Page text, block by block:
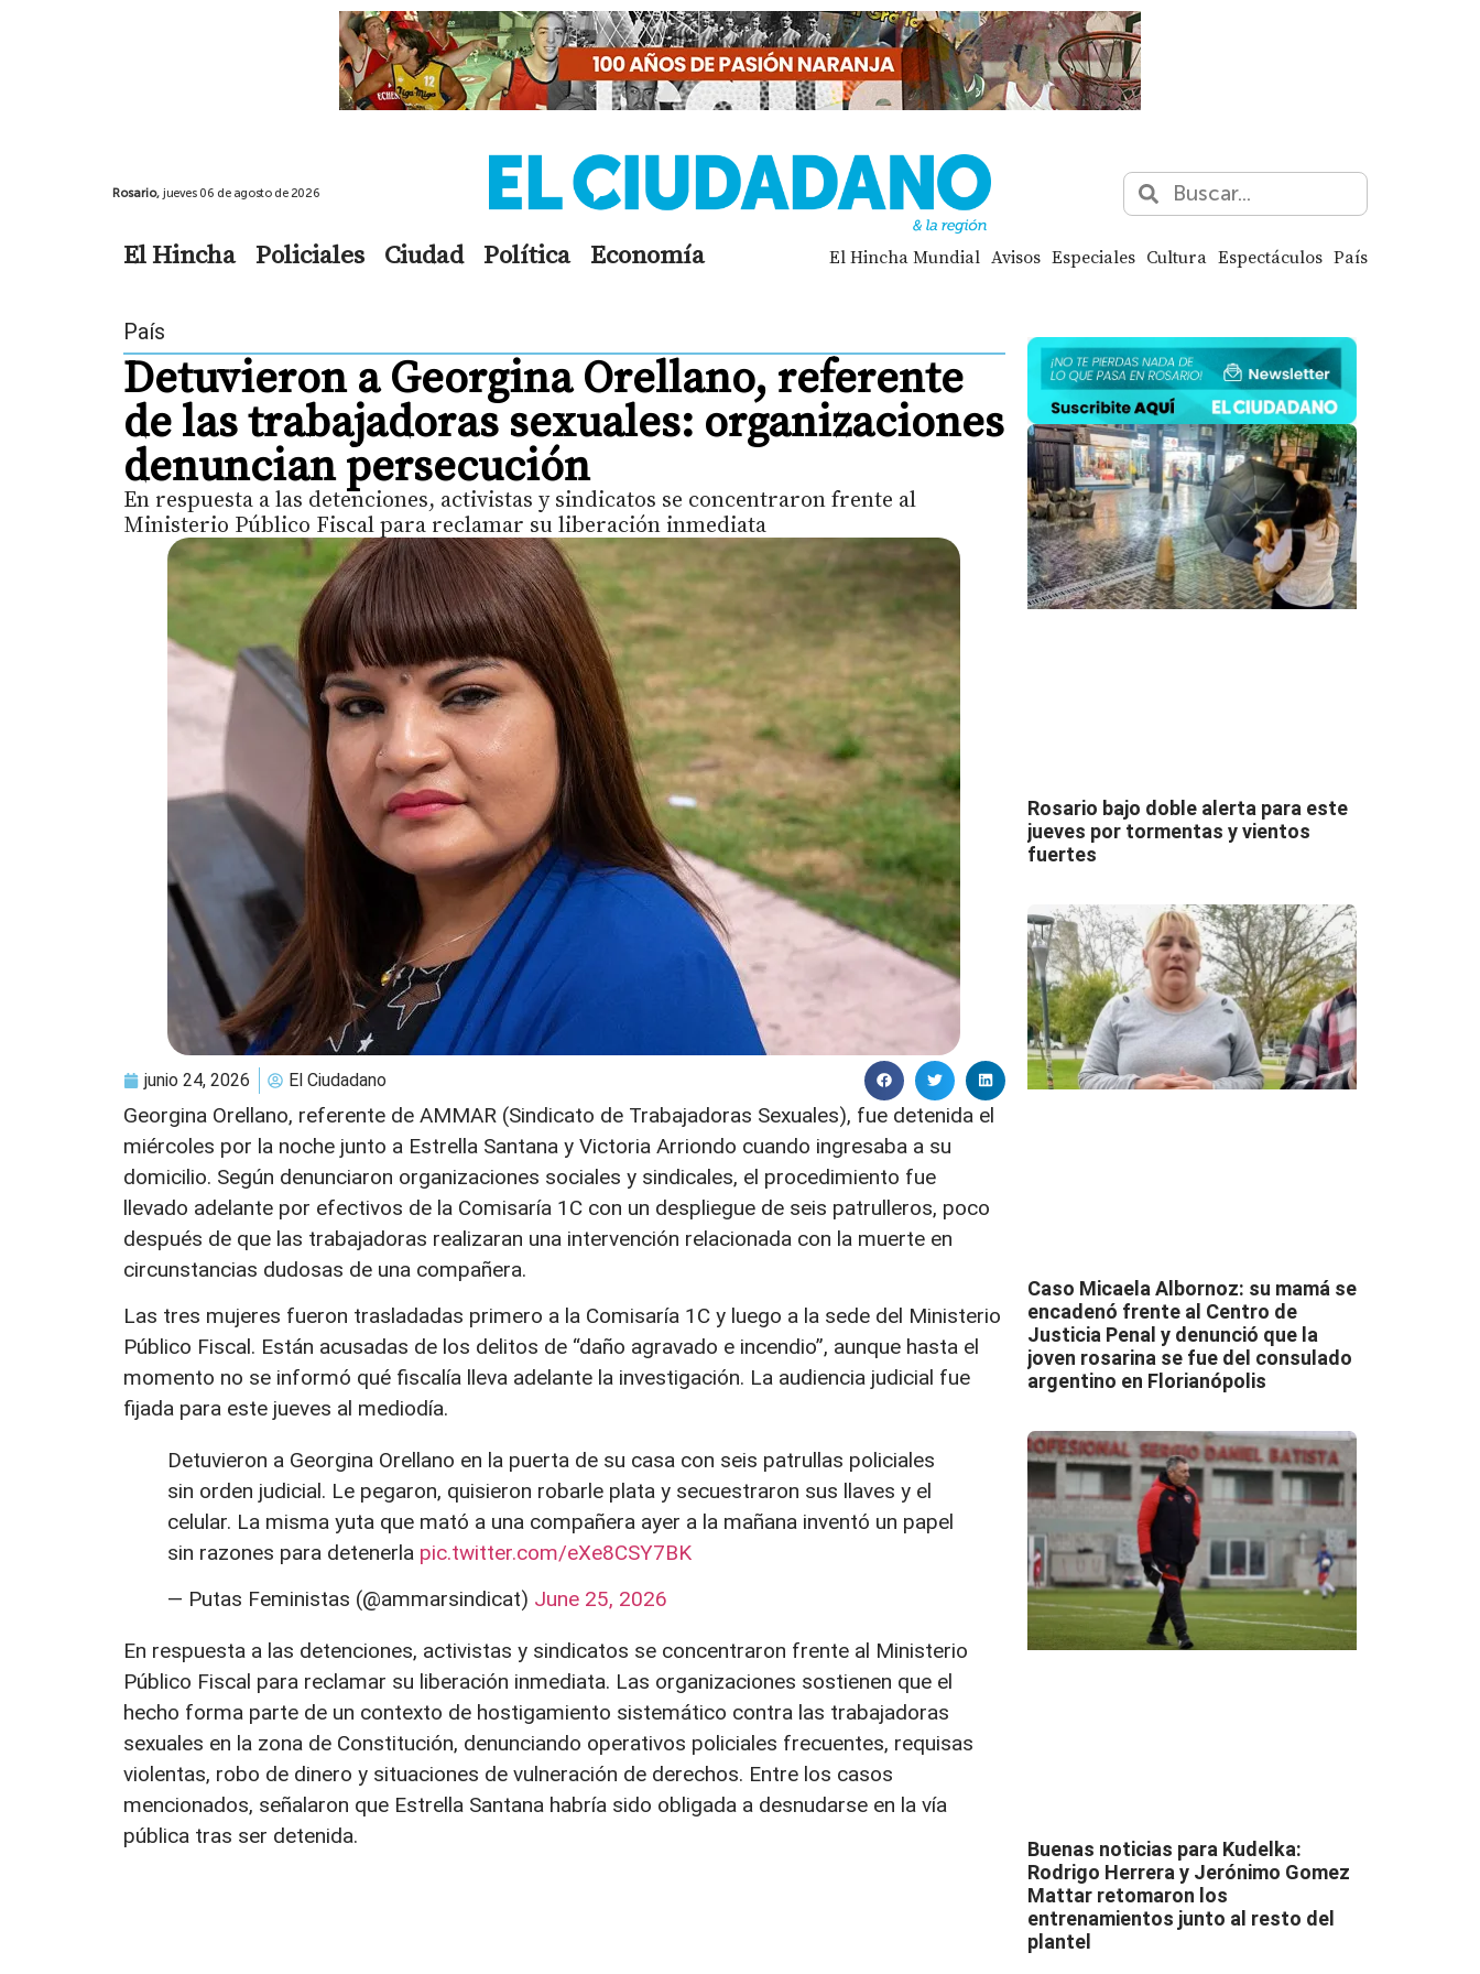
Rosario, jueves 06 de agosto de 2026
El Hincha Policiales Ciudad Política Economía El Hincha Mundial Avisos Especiales Cultura Espectáculos País
País
Detuvieron a Georgina Orellano, referente
de las trabajadoras sexuales: organizaciones
denuncian persecución
En respuesta a las detenciones, activistas y sindicatos se concentraron frente al
Ministerio Público Fiscal para reclamar su liberación inmediata
junio 24, 2026 El Ciudadano
Georgina Orellano, referente de AMMAR (Sindicato de Trabajadoras Sexuales), fue detenida el
miércoles por la noche junto a Estrella Santana y Victoria Arriondo cuando ingresaba a su
domicilio. Según denunciaron organizaciones sociales y sindicales, el procedimiento fue
llevado adelante por efectivos de la Comisaría 1C con un despliegue de seis patrulleros, poco
después de que las trabajadoras realizaran una intervención relacionada con la muerte en
circunstancias dudosas de una compañera.
Las tres mujeres fueron trasladadas primero a la Comisaría 1C y luego a la sede del Ministerio
Público Fiscal. Están acusadas de los delitos de “daño agravado e incendio”, aunque hasta el
momento no se informó qué fiscalía lleva adelante la investigación. La audiencia judicial fue
fijada para este jueves al mediodía.
Detuvieron a Georgina Orellano en la puerta de su casa con seis patrullas policiales
sin orden judicial. Le pegaron, quisieron robarle plata y secuestraron sus llaves y el
celular. La misma yuta que mató a una compañera ayer a la mañana inventó un papel
sin razones para detenerla pic.twitter.com/eXe8CSY7BK
— Putas Feministas (@ammarsindicat) June 25, 2026
En respuesta a las detenciones, activistas y sindicatos se concentraron frente al Ministerio
Público Fiscal para reclamar su liberación inmediata. Las organizaciones sostienen que el
hecho forma parte de un contexto de hostigamiento sistemático contra las trabajadoras
sexuales en la zona de Constitución, denunciando operativos policiales frecuentes, requisas
violentas, robo de dinero y situaciones de vulneración de derechos. Entre los casos
mencionados, señalaron que Estrella Santana habría sido obligada a desnudarse en la vía
pública tras ser detenida.
Rosario bajo doble alerta para este
jueves por tormentas y vientos
fuertes
Caso Micaela Albornoz: su mamá se
encadenó frente al Centro de
Justicia Penal y denunció que la
joven rosarina se fue del consulado
argentino en Florianópolis
Buenas noticias para Kudelka:
Rodrigo Herrera y Jerónimo Gomez
Mattar retomaron los
entrenamientos junto al resto del
plantel